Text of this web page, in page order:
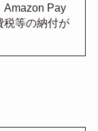
Amazon Pay
税等の納付が